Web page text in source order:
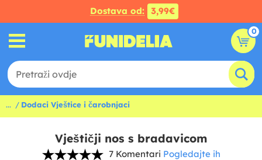
Dostava od: 3,99€
0
... Dodaci Vještice i čarobnjaci
Vještičji nos s bradavicom
7 Komentari Pogledajte ih